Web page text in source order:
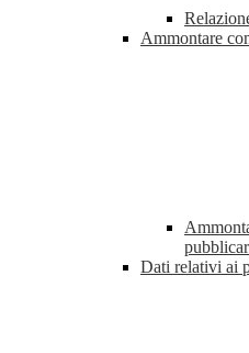
Ammontare
Dati relativi ai